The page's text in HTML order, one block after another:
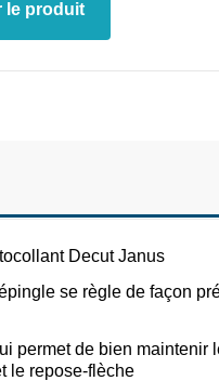
Decut Janus
se règle de façon
permet de bien maintenir
le repose-flèche